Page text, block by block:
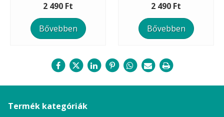
2 490 Ft
Bővebben
2 490 Ft
Bővebben
Termék kategóriák